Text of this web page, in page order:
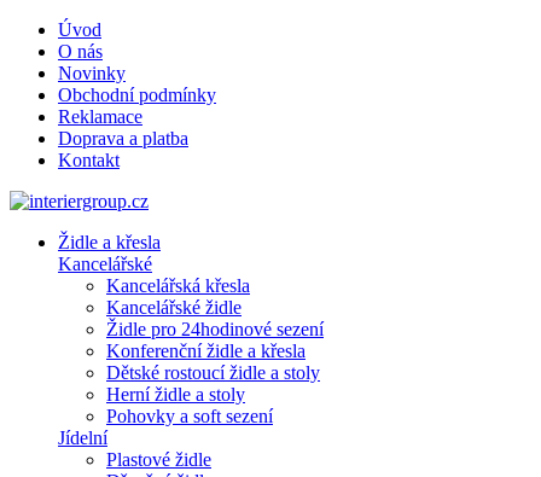
Úvod
O nás
Novinky
Obchodní podmínky
Reklamace
Doprava a platba
Kontakt
Židle a křesla
Kancelářské
Kancelářská křesla
Kancelářské židle
Židle pro 24hodinové sezení
Konferenční židle a křesla
Dětské rostoucí židle a stoly
Herní židle a stoly
Pohovky a soft sezení
Jídelní
Plastové židle